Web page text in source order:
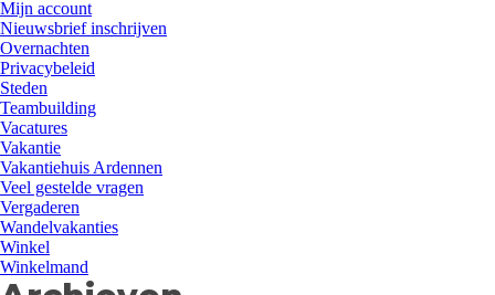
Mijn account
Nieuwsbrief inschrijven
Overnachten
Privacybeleid
Steden
Teambuilding
Vacatures
Vakantie
Vakantiehuis Ardennen
Veel gestelde vragen
Vergaderen
Wandelvakanties
Winkel
Winkelmand